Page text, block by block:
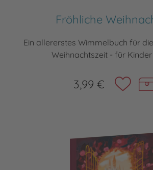
Fröhliche
Ein allererstes Wimmelbuch für
Weihnachtszeit - für Kinder
3,99 €